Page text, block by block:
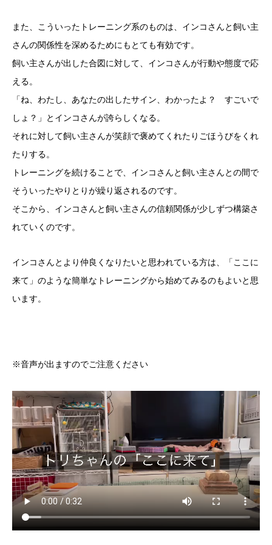
また、こういったトレーニング系のものは、インコさんと飼い主
さんの関係性を深めるためにもとても有効です。
飼い主さんが出した合図に対して、インコさんが行動や態度で応
える。
「ね、わたし、あなたの出したサイン、わかったよ？ すごいで
しょ？」とインコさんが誇らしくなる。
それに対して飼い主さんが笑顔で褒めてくれたりごほうびをくれ
たりする。
トレーニングを続けることで、インコさんと飼い主さんとの間で
そういったやりとりが繰り返されるのです。
そこから、インコさんと飼い主さんの信頼関係が少しずつ構築さ
れていくのです。
インコさんとより仲良くなりたいと思われている方は、「ここに
来て」のような簡単なトレーニングから始めてみるのもよいと思
います。
※音声が出ますのでご注意ください